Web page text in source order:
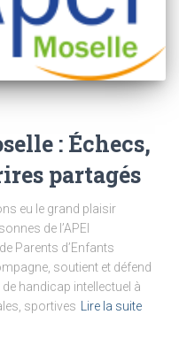
: Échecs,
partagés
eu le grand plaisir
de l’APEI
Parents d’Enfants
soutient et défend
handicap intellectuel à
sportives
Lire la suite